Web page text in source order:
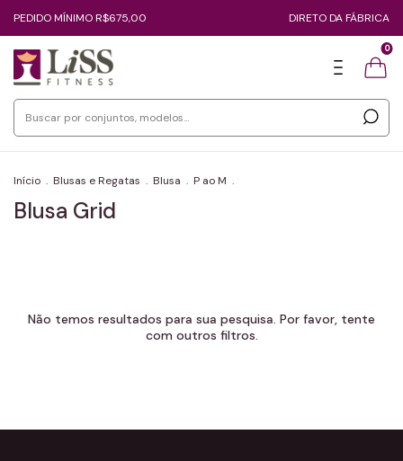
PEDIDO MÍNIMO R$675,00 DIRETO DA FÁBRICA
0
Início . Blusas e Regatas . Blusa . P ao M .
Blusa Grid
Não temos resultados para sua pesquisa. Por favor, tente
com outros filtros.